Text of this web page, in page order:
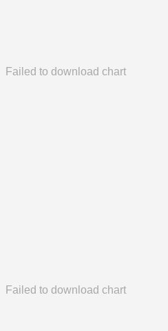
Failed to download chart
Failed to download chart